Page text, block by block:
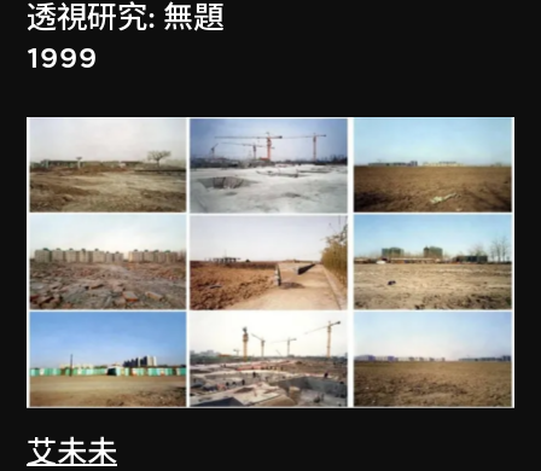
透視研究: 無題
1999
艾未未